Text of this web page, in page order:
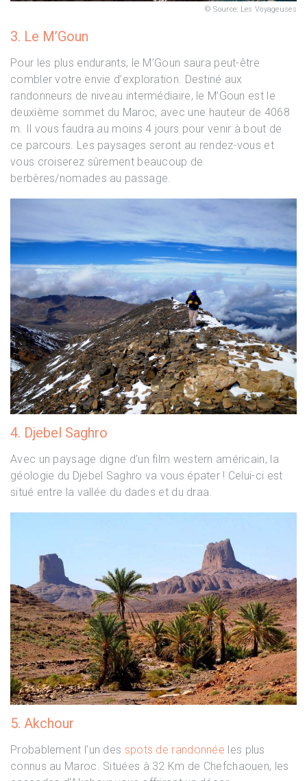
Source: Les Voyageuses
3. Le M’Goun
Pour les plus endurants, le M’Goun saura peut-être
combler votre envie d’exploration. Destiné aux
randonneurs de niveau intermédiaire, le M’Goun est le
deuxième sommet du Maroc, avec une hauteur de 4068
m. Il vous faudra au moins 4 jours pour venir à bout de
ce parcours. Les paysages seront au rendez-vous et
vous croiserez sûrement beaucoup de
berbères/nomades au passage.
4. Djebel Saghro
Avec un paysage digne d’un film western américain, la
géologie du Djebel Saghro va vous épater ! Celui-ci est
situé entre la vallée du dades et du draa.
5. Akchour
Probablement l’un des spots de randonnée les plus
connus au Maroc. Situées à 32 Km de Chefchaouen, les